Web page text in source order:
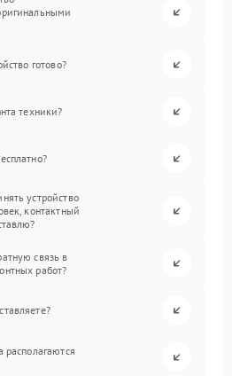
готово?
техники?
устройство
контактный
связь в
работ?
располагаются